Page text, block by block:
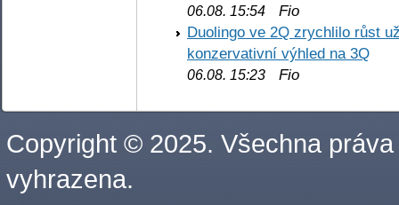
06.08. 15:54 Fio
Duolingo ve 2Q zrychlilo růst
konzervativní výhled na 3Q
06.08. 15:23 Fio
Copyright © 2025. Všechna práva
vyhrazena.